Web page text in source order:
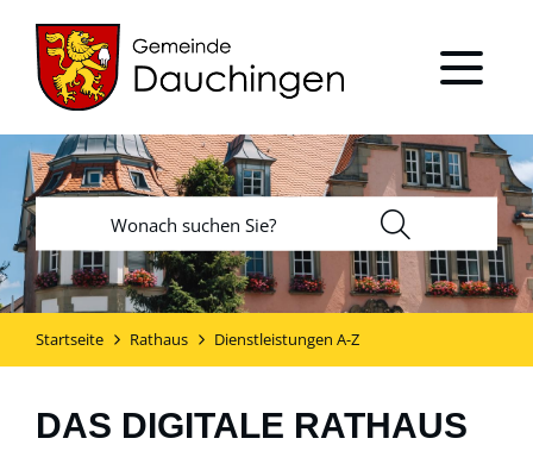
Startseite Rathaus Dienstleistungen A-Z
DAS DIGITALE RATHAUS